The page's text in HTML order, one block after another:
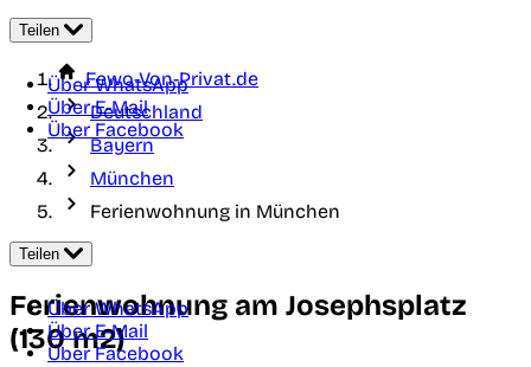
Teilen
Über WhatsApp
Über E-Mail
Über Facebook
Fewo-Von-Privat.de
Deutschland
Bayern
München
Ferienwohnung in München
Teilen
Über WhatsApp
Über E-Mail
Über Facebook
Ferienwohnung am Josephsplatz
(130 m2)